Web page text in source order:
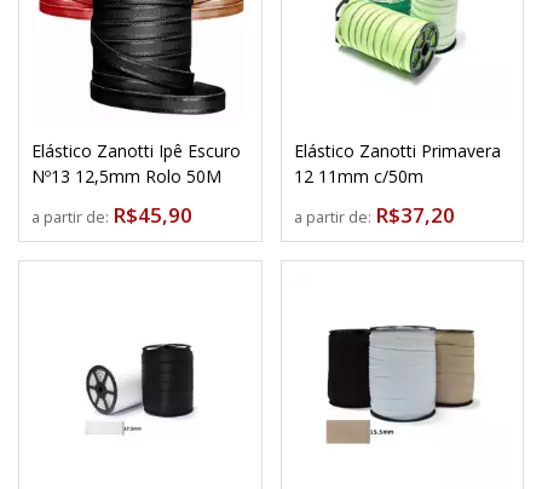
Elástico Zanotti Ipê Escuro
Nº13 12,5mm Rolo 50M
a partir de: R$45,90
Elástico Zanotti Primavera
12 11mm c/50m
a partir de: R$37,20